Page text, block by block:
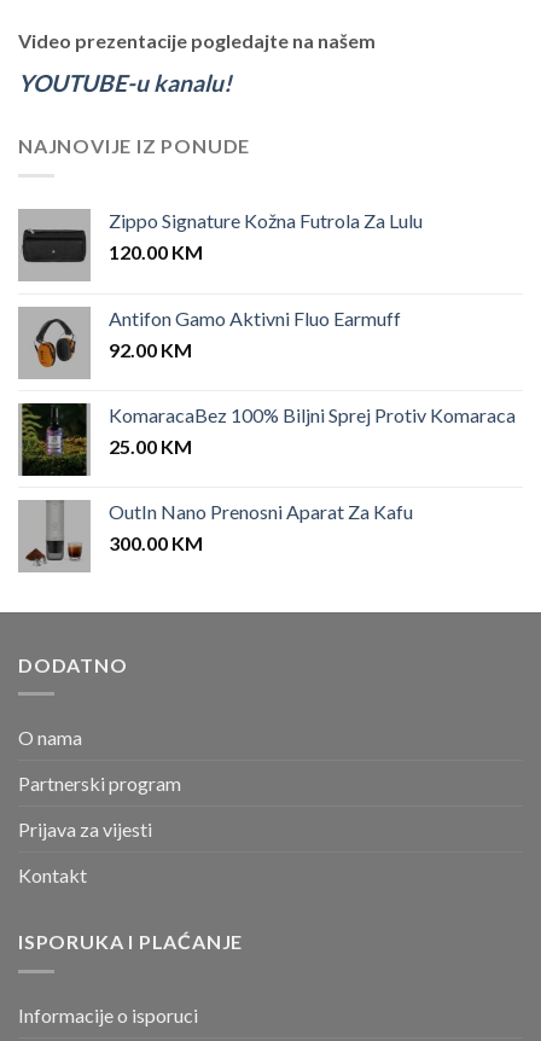
Video prezentacije pogledajte na našem
YOUTUBE-u kanalu!
NAJNOVIJE IZ PONUDE
Zippo Signature Kožna Futrola Za Lulu
120.00 KM
Antifon Gamo Aktivni Fluo Earmuff
92.00 KM
KomaracaBez 100% Biljni Sprej Protiv Komaraca
25.00 KM
OutIn Nano Prenosni Aparat Za Kafu
300.00 KM
DODATNO
O nama
Partnerski program
Prijava za vijesti
Kontakt
ISPORUKA I PLAĆANJE
Informacije o isporuci